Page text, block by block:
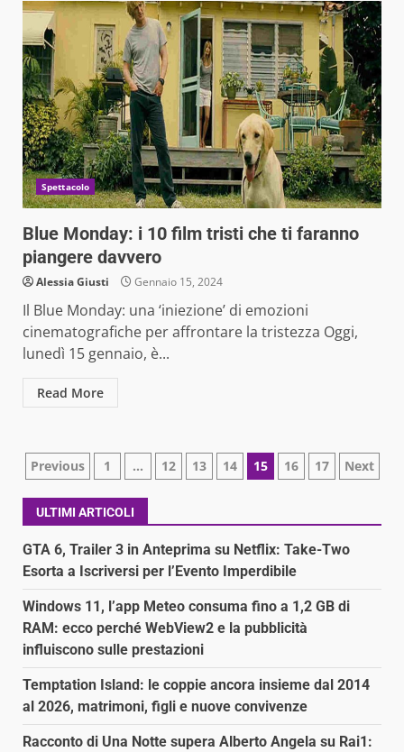
Spettacolo
Blue Monday: i 10 film tristi che ti faranno
piangere davvero
Alessia Giusti Gennaio 15, 2024
Il Blue Monday: una ‘iniezione’ di emozioni
cinematografiche per affrontare la tristezza Oggi,
lunedì 15 gennaio, è...
Read More
Paginazione
degli
articoli
Previous 1 … 12 13 14 15 16 17 Next
ULTIMI ARTICOLI
GTA 6, Trailer 3 in Anteprima su Netflix: Take-Two
Esorta a Iscriversi per l’Evento Imperdibile
Windows 11, l’app Meteo consuma fino a 1,2 GB di
RAM: ecco perché WebView2 e la pubblicità
influiscono sulle prestazioni
Temptation Island: le coppie ancora insieme dal 2014
al 2026, matrimoni, figli e nuove convivenze
Racconto di Una Notte supera Alberto Angela su Rai1: